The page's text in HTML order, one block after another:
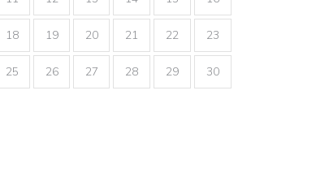
18 19 20 21 22 23
25 26 27 28 29 30